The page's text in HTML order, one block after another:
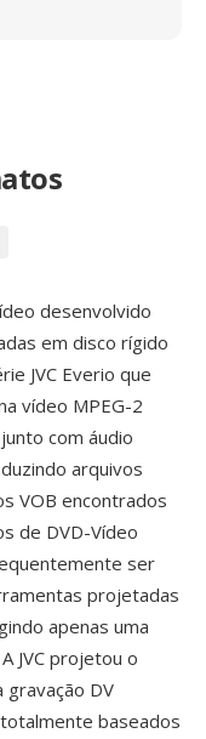
desenvolvido
em disco rígido
JVC Everio que
vídeo MPEG-2
com áudio
arquivos
VOB encontrados
de DVD-Vídeo
ser
projetadas
apenas uma
JVC projetou o
DV
baseados